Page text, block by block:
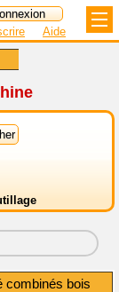
Aide
combinés bois